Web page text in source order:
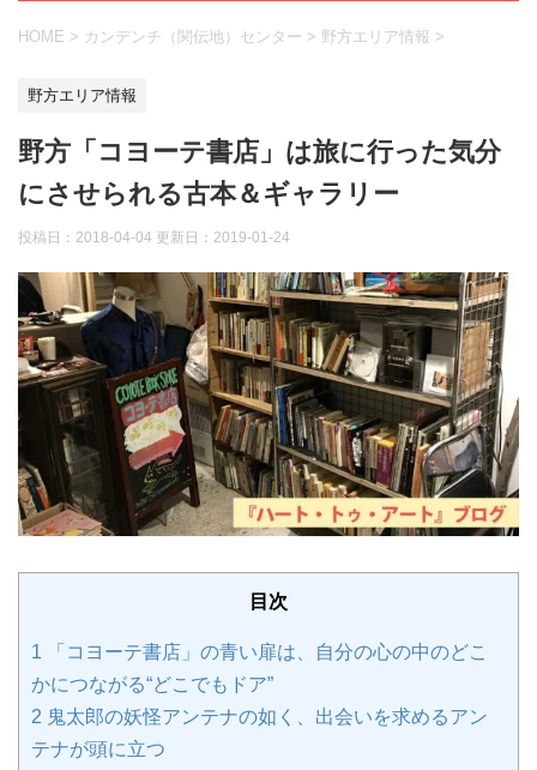
HOME > カンデンチ（関伝地）センター > 野方エリア情報 >
野方エリア情報
野方「コヨーテ書店」は旅に行った気分
にさせられる古本＆ギャラリー
投稿日：2018-04-04 更新日： 2019-01-24
目次
1 「コヨーテ書店」の青い扉は、自分の心の中のどこ
かにつながる“どこでもドア”
2 鬼太郎の妖怪アンテナの如く、出会いを求めるアン
テナが頭に立つ